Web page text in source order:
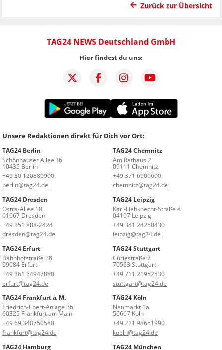
Zurück zur Übersicht
TAG24 NEWS Deutschland GmbH
Hier findest du uns:
Unsere Redaktionen direkt für Dich vor Ort:
TAG24 Berlin
Schönhauser Allee 36
10435 Berlin
+49 30 120880900
berlin@tag24.de
TAG24 Chemnitz
Am Rathaus 2
09111 Chemnitz
+49 371 6906600
chemnitz@tag24.de
TAG24 Dresden
Ostra-Allee 18
01067 Dresden
+49 351 888-2424
dresden@tag24.de
TAG24 Leipzig
Karl-Liebknecht-Straße 8
04107 Leipzig
+49 341 24250430
leipzig@tag24.de
TAG24 Erfurt
Bahnhofstraße 38
99084 Erfurt
+49 361 34947880
erfurt@tag24.de
TAG24 Stuttgart
Curiestraße 2
70563 Stuttgart
+49 711 21952530
stuttgart@tag24.de
TAG24 Frankfurt a. M.
Friedrich-Ebert-Anlage 36
60325 Frankfurt am Main
+49 69 348750580
frankfurt@tag24.de
TAG24 Köln
Neumarkt 1a
50667 Köln
+49 221 98651990
koeln@tag24.de
TAG24 Hamburg
TAG24 München